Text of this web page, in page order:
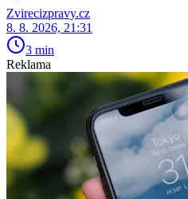
Zvirecizpravy.cz
8. 8. 2026, 21:31
3 min
Reklama